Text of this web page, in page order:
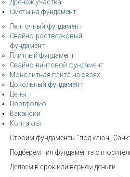
Дренаж участка
Сметы на фундамент
Ленточный фундамент
Свайно-ростверковый
фундамент
Плитный фундамент
Свайно-винтовой фундамент
Монолитная плита на сваях
Цокольный фундамент
Цены
Портфолио
Вакансии
Контакты
Строим фундаменты "под ключ"
Подберем тип фундамента
Делаем в срок или вернем деньги.